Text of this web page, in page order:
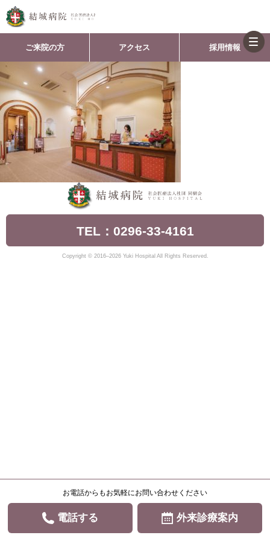
ご来院の方 アクセス 採用情報
TEL：0296-33-4161
Copyright © 2016–2026 Yuki Hospital All Rights Reserved.
お電話からもお気軽にお問い合わせください
電話する 外来診療案内